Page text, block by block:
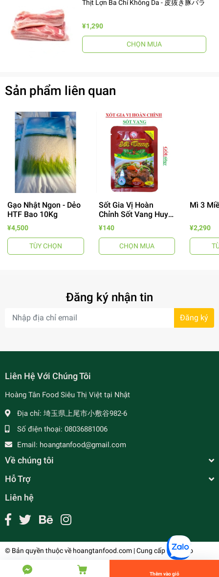
- 7%
Thịt Lợn Ba Chỉ Không Da - 皮抜き豚バラ
¥1,290
CHỌN MUA
Sản phẩm liên quan
Gạo Nhật Ngon - Dẻo
HTF Bao 10Kg
¥4,500
TÙY CHỌN
Sốt Gia Vị Hoàn
Chỉnh Sốt Vang Huy
Tuấn
¥140
CHỌN MUA
Mì 3
¥2,290
Đăng ký nhận tin
Đăng ký
Liên Hệ Với Chúng Tôi
Hoàng Tân Food Siêu Thị Việt tại Nhật
Địa chỉ: 埼玉県上尾市小敷谷982-6
Số điện thoại: 08036881006
Email: hoangtanfood@gmail.com
Về chúng tôi
Hỗ Trợ
Liên hệ
© Bản quyền thuộc về hoangtanfood.com | Cung cấp bởiSapo
undefined
Tiến Hành Thanh Toán
Thêm vào giỏ